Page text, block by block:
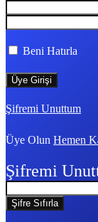
Beni Hatırla
Şifremi Unuttum
Üye Olun Hemen
Şifremi